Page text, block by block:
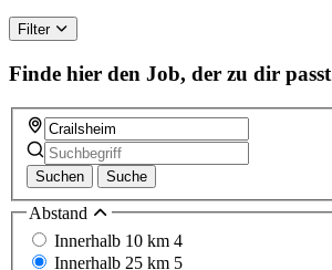
Filter
Finde hier den Job, der zu dir passt
Suchen Suche
Abstand
Innerhalb 10 km 4
Innerhalb 25 km 5